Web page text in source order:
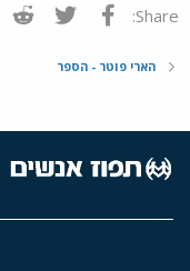
Share: פייסבוק Twitter
הארי פוטר - הספר